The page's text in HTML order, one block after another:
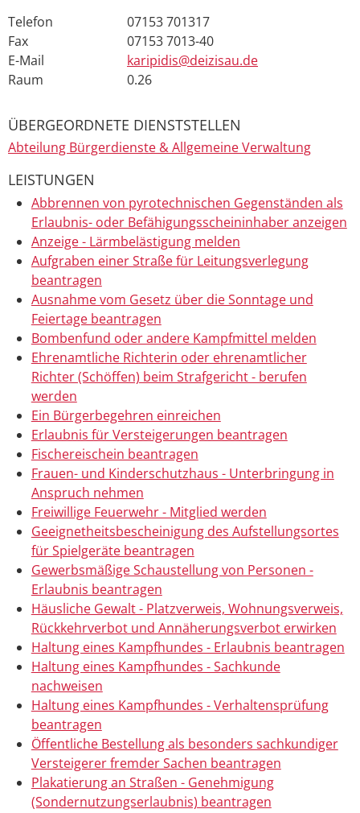
Telefon
07153 701317
Fax
07153 7013-40
E-Mail
karipidis@deizisau.de
Raum
0.26
ÜBERGEORDNETE DIENSTSTELLEN
Abteilung Bürgerdienste & Allgemeine Verwaltung
LEISTUNGEN
Abbrennen von pyrotechnischen Gegenständen als
Erlaubnis- oder Befähigungsscheininhaber anzeigen
Anzeige - Lärmbelästigung melden
Aufgraben einer Straße für Leitungsverlegung
beantragen
Ausnahme vom Gesetz über die Sonntage und
Feiertage beantragen
Bombenfund oder andere Kampfmittel melden
Ehrenamtliche Richterin oder ehrenamtlicher
Richter (Schöffen) beim Strafgericht - berufen
werden
Ein Bürgerbegehren einreichen
Erlaubnis für Versteigerungen beantragen
Fischereischein beantragen
Frauen- und Kinderschutzhaus - Unterbringung in
Anspruch nehmen
Freiwillige Feuerwehr - Mitglied werden
Geeignetheitsbescheinigung des Aufstellungsortes
für Spielgeräte beantragen
Gewerbsmäßige Schaustellung von Personen -
Erlaubnis beantragen
Häusliche Gewalt - Platzverweis, Wohnungsverweis,
Rückkehrverbot und Annäherungsverbot erwirken
Haltung eines Kampfhundes - Erlaubnis beantragen
Haltung eines Kampfhundes - Sachkunde
nachweisen
Haltung eines Kampfhundes - Verhaltensprüfung
beantragen
Öffentliche Bestellung als besonders sachkundiger
Versteigerer fremder Sachen beantragen
Plakatierung an Straßen - Genehmigung
(Sondernutzungserlaubnis) beantragen